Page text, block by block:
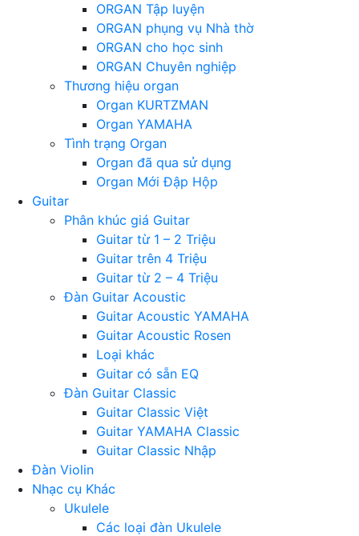
ORGAN Tập luyện
ORGAN phụng vụ Nhà thờ
ORGAN cho học sinh
ORGAN Chuyên nghiệp
Thương hiệu organ
Organ KURTZMAN
Organ YAMAHA
Tình trạng Organ
Organ đã qua sử dụng
Organ Mới Đập Hộp
Guitar
Phân khúc giá Guitar
Guitar từ 1 – 2 Triệu
Guitar trên 4 Triệu
Guitar từ 2 – 4 Triệu
Đàn Guitar Acoustic
Guitar Acoustic YAMAHA
Guitar Acoustic Rosen
Loại khác
Guitar có sẵn EQ
Đàn Guitar Classic
Guitar Classic Việt
Guitar YAMAHA Classic
Guitar Classic Nhập
Đàn Violin
Nhạc cụ Khác
Ukulele
Các loại đàn Ukulele